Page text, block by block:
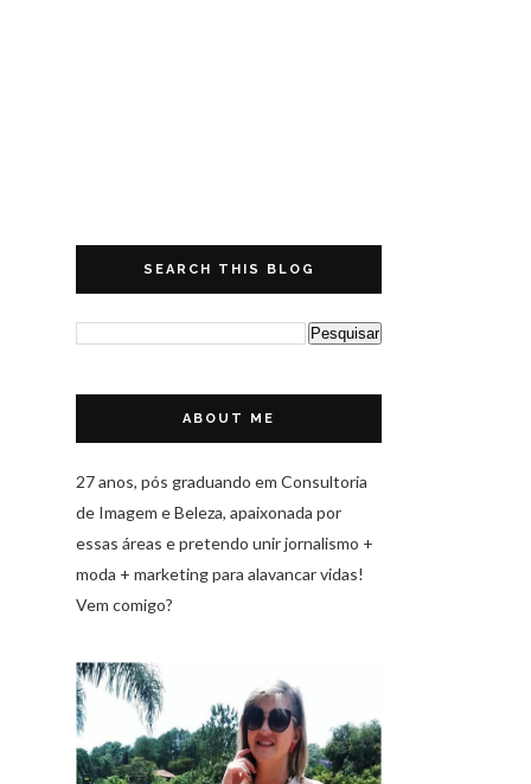
SEARCH THIS BLOG
ABOUT ME
27 anos, pós graduando em Consultoria
de Imagem e Beleza, apaixonada por
essas áreas e pretendo unir jornalismo +
moda + marketing para alavancar vidas!
Vem comigo?